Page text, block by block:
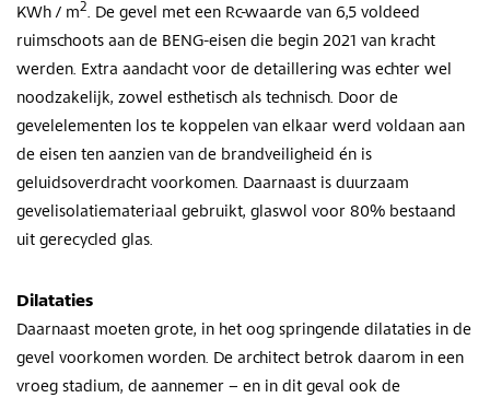
KWh / m2. De gevel met een Rc-waarde van 6,5 voldeed
ruimschoots aan de BENG-eisen die begin 2021 van kracht
werden. Extra aandacht voor de detaillering was echter wel
noodzakelijk, zowel esthetisch als technisch. Door de
gevelelementen los te koppelen van elkaar werd voldaan aan
de eisen ten aanzien van de brandveiligheid én is
geluidsoverdracht voorkomen. Daarnaast is duurzaam
gevelisolatiemateriaal gebruikt, glaswol voor 80% bestaand
uit gerecycled glas.
Dilataties
Daarnaast moeten grote, in het oog springende dilataties in de
gevel voorkomen worden. De architect betrok daarom in een
vroeg stadium, de aannemer – en in dit geval ook de